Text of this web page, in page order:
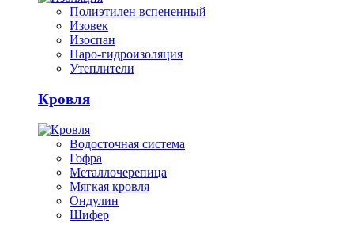
Полиэтилен вспененный
Изовек
Изоспан
Паро-гидроизоляция
Утеплители
Кровля
Водосточная система
Гофра
Металлочерепица
Мягкая кровля
Ондулин
Шифер